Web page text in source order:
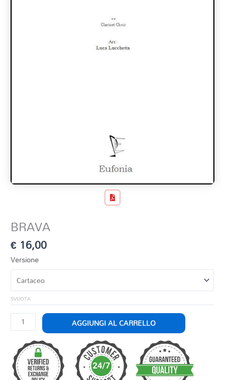
BRAVA
€ 16,00
Versione
SVUOTA
BRAVA
quantità
AGGIUNGI AL CARRELLO